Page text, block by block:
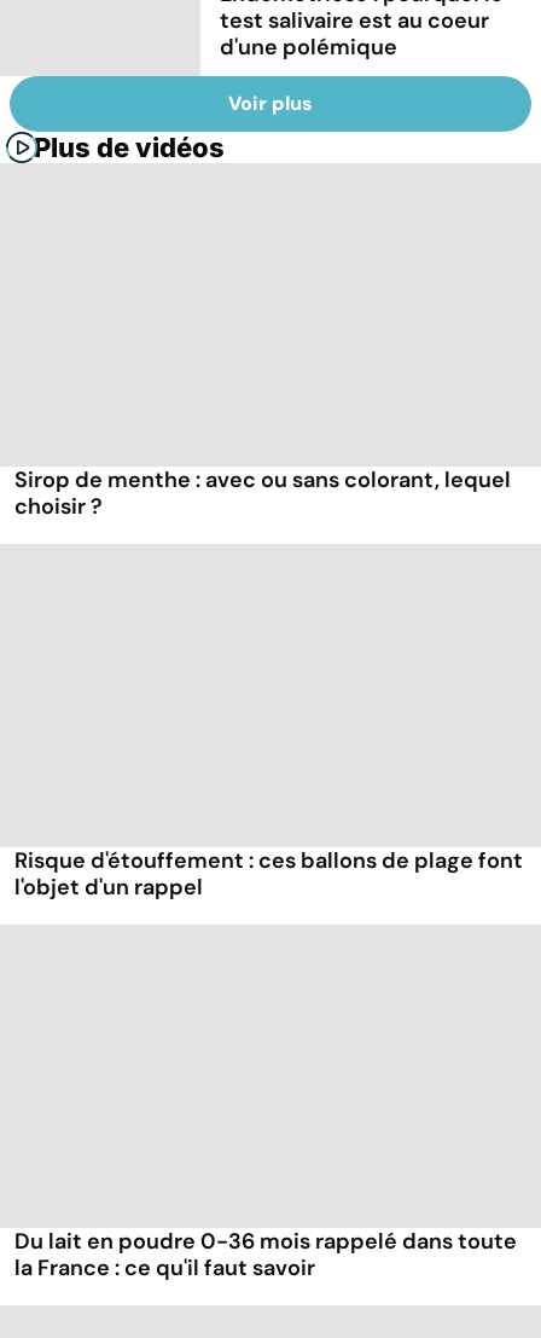
test salivaire est au coeur
d'une polémique
Voir plus
Plus de vidéos
Sirop de menthe : avec ou sans colorant, lequel
choisir ?
Risque d'étouffement : ces ballons de plage font
l'objet d'un rappel
Du lait en poudre 0-36 mois rappelé dans toute
la France : ce qu'il faut savoir